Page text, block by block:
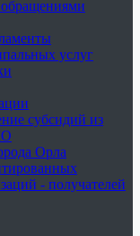
услуг
субсидий из
Орла
- получателей